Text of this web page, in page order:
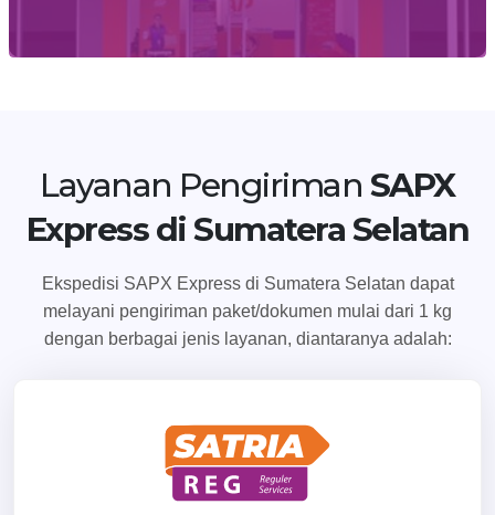
Layanan Pengiriman SAPX
Express di Sumatera Selatan
Ekspedisi SAPX Express di Sumatera Selatan dapat
melayani pengiriman paket/dokumen mulai dari 1 kg
dengan berbagai jenis layanan, diantaranya adalah: